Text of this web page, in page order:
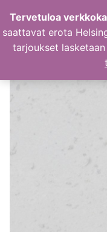
sisältöön
Tervetuloa
saattavat erota
tarjoukset